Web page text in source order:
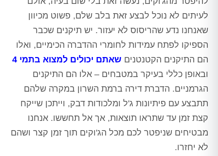
לעיתים לא נוכל לבצע זאת בלב שלם, פשוט מכיוון
שאנחנו נדע שהריסוס לא יעזור. יש תיקנים שכבר
הספיקו לפתח עמידות לחומרי ההדברה הכימיים, ואלו
הם התיקנים הקטנטנים שאתם יכולים למצוא בתמי 4
ובאופן כללי בעיקר במטבחים – אלו הם התיקנים
הגרמניים. הדברת דירה ברמת השרון במקרה שלהם
תתבצע עם פיתיונות ג'ל ומלכודות דבק, וייתכן שייקח
קצת זמן עד שתראו תוצאות, אך אל תחששו. אנחנו
מבטיחים שניפטר לכם מכל הג'וקים תוך זמן קצר ושהם
לא יחזרו.